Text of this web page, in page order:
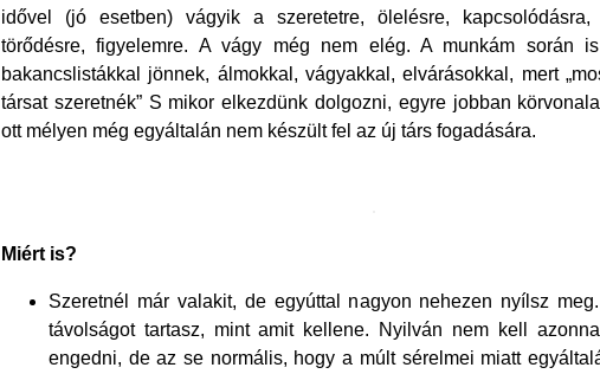
idővel (jó esetben) vágyik a szeretetre, ölelésre, kapcsolódásra,
törődésre, figyelemre. A vágy még nem elég. A munkám során
bakancslistákkal jönnek, álmokkal, vágyakkal, elvárásokkal, mert
társat szeretnék” S mikor elkezdünk dolgozni, egyre jobban
ott mélyen még egyáltalán nem készült fel az új társ fogadására.
Miért is?
Szeretnél már valakit, de egyúttal nagyon nehezen nyílsz
távolságot tartasz, mint amit kellene. Nyilván nem kell
engedni, de az se normális, hogy a múlt sérelmei miatt